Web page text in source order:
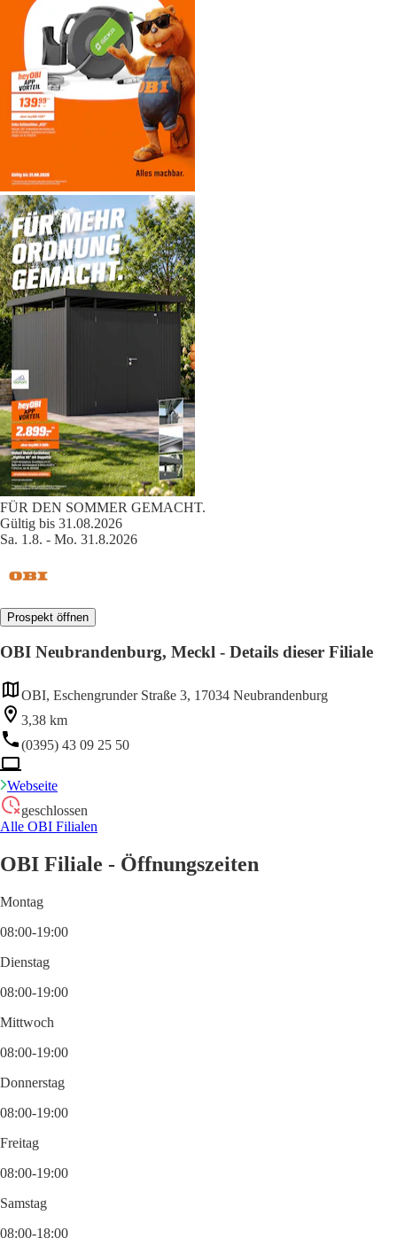
FÜR DEN SOMMER GEMACHT.
Gültig bis 31.08.2026
Sa. 1.8. - Mo. 31.8.2026
Prospekt öffnen
OBI Neubrandenburg, Meckl - Details dieser Filiale
OBI, Eschengrunder Straße 3, 17034 Neubrandenburg
3,38 km
(0395) 43 09 25 50
Webseite
geschlossen
Alle OBI Filialen
OBI Filiale - Öffnungszeiten
Montag
08:00-19:00
Dienstag
08:00-19:00
Mittwoch
08:00-19:00
Donnerstag
08:00-19:00
Freitag
08:00-19:00
Samstag
08:00-18:00